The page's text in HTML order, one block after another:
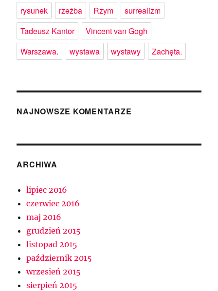
rysunek
rzeźba Rzym
surrealizm
Tadeusz Kantor
Vincent van Gogh
Warszawa.
wystawa wystawy Zachęta.
NAJNOWSZE KOMENTARZE
ARCHIWA
lipiec 2016
czerwiec 2016
maj 2016
grudzień 2015
listopad 2015
październik 2015
wrzesień 2015
sierpień 2015